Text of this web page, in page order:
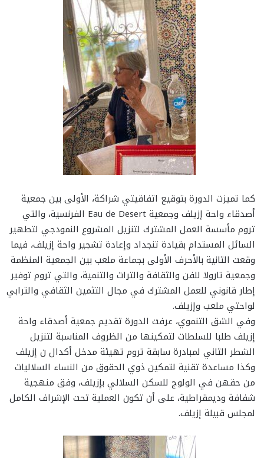
كما تميزت الدورة بتوقيع اتفاقيتي شراكة، الأولى بين جمعية
أصدقاء واحة إزيلف وجمعية Eau de Desert الفرنسية، والتي
تروم مأسسة العمل المشترك لتنزيل المشروع النمودجي لتطهير
السائل المستدام بقيادة تنجداد وإعادة تشجير واحة إزيلف، فيما
وقعت الثانية بالأحرف الأولى بجماعة ملعب بين الجمعية المنظمة
وجمعية تارولا للفن والثقافة والتراث والتنمية، والتي تروم توفير
إطار قانوني للعمل المشترك في مجال التثمين الثقافي والترابي
لواحتي ملعب وإزيلف.
وفي الشق التنموي، عرفت الدورة تقديم جمعية أصدقاء واحة
إزيلف طلبا للسلطات لتمكينها من الظروف المناسبة لتنزيل
الشطر الثاني لمبادرة سابقة تروم تهيئة مدخل أكدال ن إزيلف
وكذا مساعدة تقنية لتمكين ذوي الحقوق من النساء السلاليات
من حقهن في الولوج للسكن السلالي بإزيلف، وفق منهجية
شفافة وديمقراطية، على أن تكون العملية تحت الإشراف الكامل
لمجلس قبيلة إزيلف.